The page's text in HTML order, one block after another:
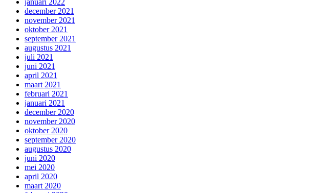
december 2021
november 2021
oktober 2021
september 2021
augustus 2021
juli 2021
juni 2021
april 2021
maart 2021
februari 2021
januari 2021
december 2020
november 2020
oktober 2020
september 2020
augustus 2020
juni 2020
mei 2020
april 2020
maart 2020